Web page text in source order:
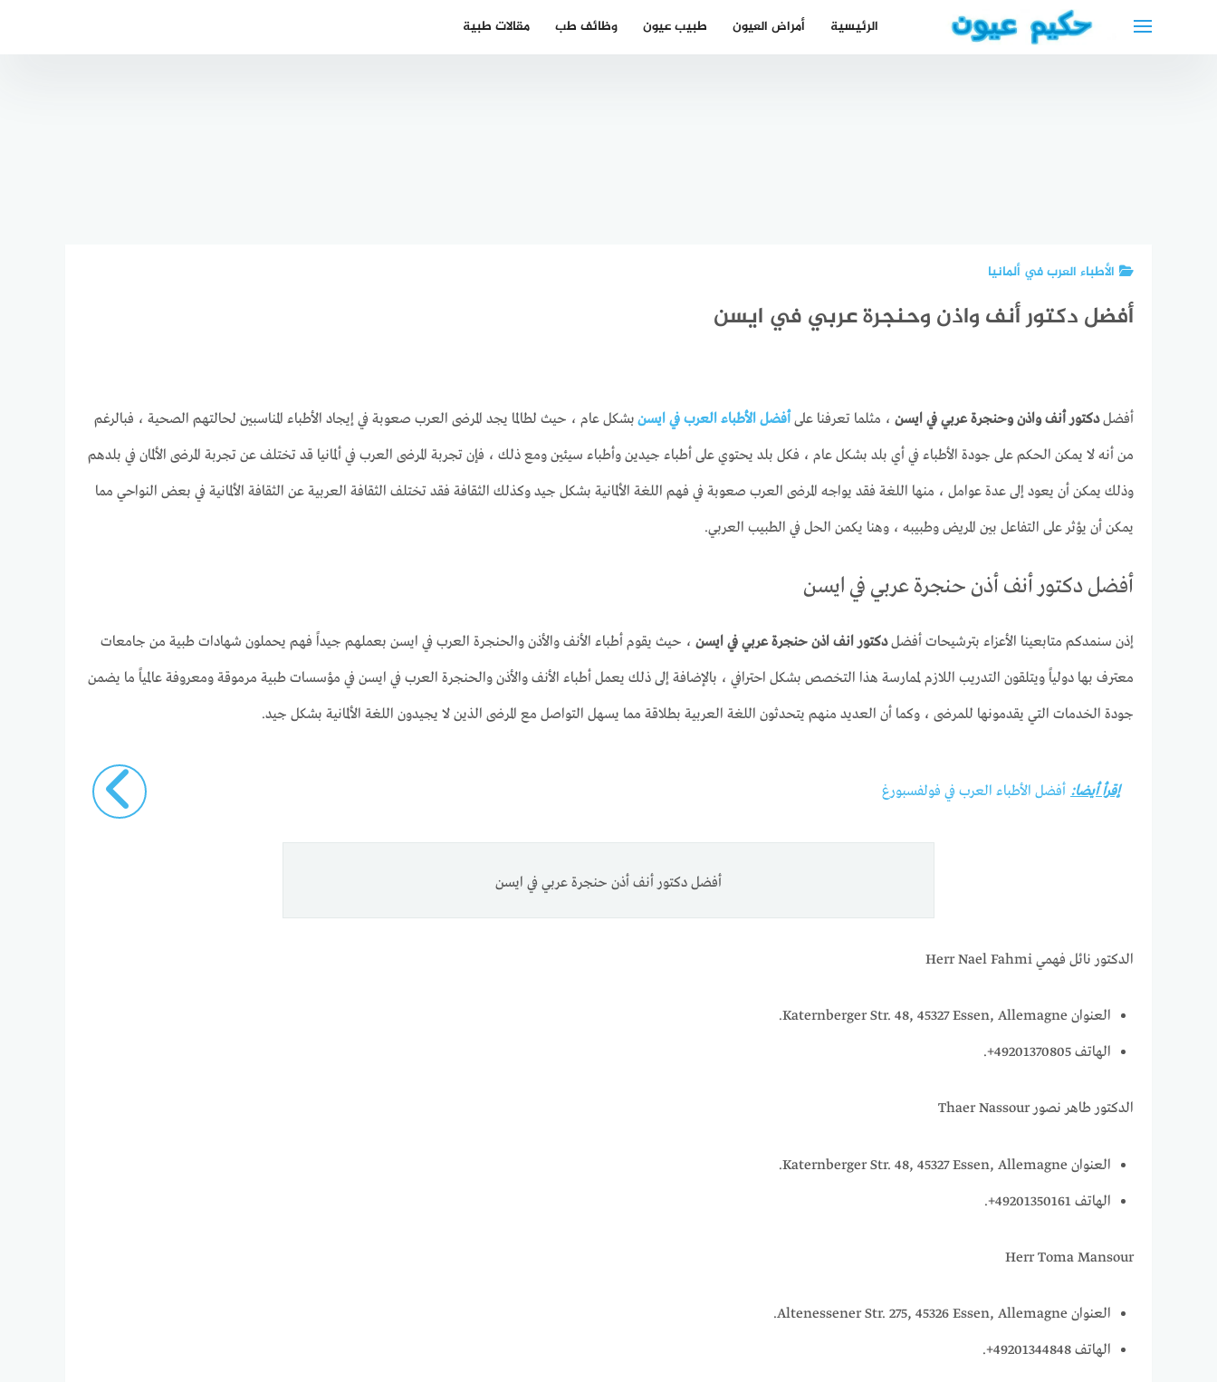
الرئيسية أمراض العيون طبيب عيون وظائف طب مقالات طبية
الأطباء العرب في ألمانيا
أفضل دكتور أنف واذن وحنجرة عربي في ايسن
أفضلدكتور أنف واذن وحنجرة عربي في ايسن ، مثلما تعرفنا على أفضل الأطباء العرب في ايسن بشكل عام ، حيث لطالما يجد المرضى العرب صعوبة في إيجاد الأطباء المناسبين لحالتهم الصحية ، فبالرغم
من أنه لا يمكن الحكم على جودة الأطباء في أي بلد بشكل عام ، فكل بلد يحتوي على أطباء جيدين وأطباء سيئين ومع ذلك ، فإن تجربة المرضى العرب في ألمانيا قد تختلف عن تجربة المرضى الألمان في بلدهم
وذلك يمكن أن يعود إلى عدة عوامل ، منها اللغة فقد يواجه المرضى العرب صعوبة في فهم اللغة الألمانية بشكل جيد وكذلك الثقافة فقد تختلف الثقافة العربية عن الثقافة الألمانية في بعض النواحي مما
يمكن أن يؤثر على التفاعل بين المريض وطبيبه ، وهنا يكمن الحل في الطبيب العربي.
أفضل دكتور أنف أذن حنجرة عربي في ايسن
إذن سنمدكم متابعينا الأعزاء بترشيحات أفضلدكتور انف اذن حنجرة عربي في ايسن ، حيث يقوم أطباء الأنف والأذن والحنجرة العرب في ايسن بعملهم جيداً فهم يحملون شهادات طبية من جامعات
معترف بها دولياً ويتلقون التدريب اللازم لممارسة هذا التخصص بشكل احترافي ، بالإضافة إلى ذلك يعمل أطباء الأنف والأذن والحنجرة العرب في ايسن في مؤسسات طبية مرموقة ومعروفة عالمياً ما يضمن
جودة الخدمات التي يقدمونها للمرضى ، وكما أن العديد منهم يتحدثون اللغة العربية بطلاقة مما يسهل التواصل مع المرضى الذين لا يجيدون اللغة الألمانية بشكل جيد.
إقرأ أيضا: أفضل الأطباء العرب في فولفسبورغ
أفضل دكتور أنف أذن حنجرة عربي في ايسن
الدكتور نائل فهمي Herr Nael Fahmi
العنوان Katernberger Str. 48, 45327 Essen, Allemagne.
الهاتف 49201370805+.
الدكتور طاهر نصور Thaer Nassour
العنوان Katernberger Str. 48, 45327 Essen, Allemagne.
الهاتف 49201350161+.
Herr Toma Mansour
العنوان Altenessener Str. 275, 45326 Essen, Allemagne.
الهاتف 49201344848+.